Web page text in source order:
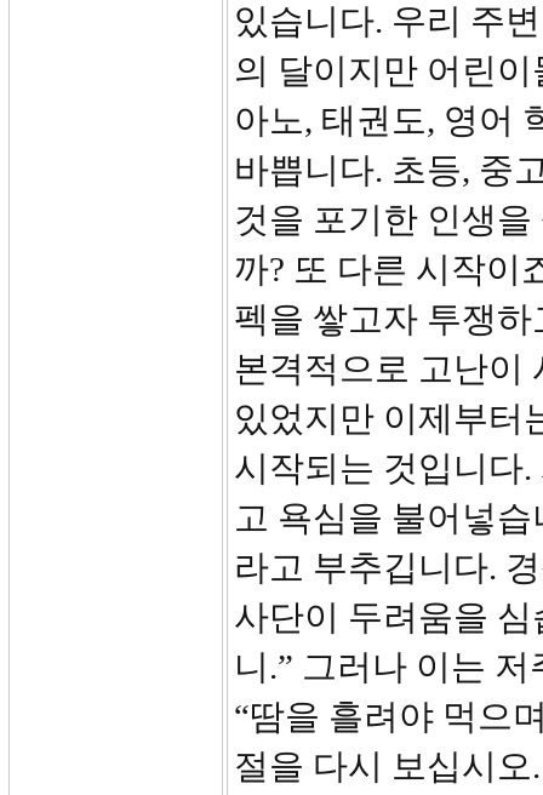
있습니다. 우리 주
의 달이지만 어린
아노, 태권도, 영어
바쁩니다. 초등, 중
것을 포기한 인생
까? 또 다른 시작이
펙을 쌓고자 투쟁
본격적으로 고난이
있었지만 이제부터
시작되는 것입니다
고 욕심을 불어넣
라고 부추깁니다.
사단이 두려움을
니.” 그러나 이는
“땀을 흘려야 먹으
절을 다시 보십시